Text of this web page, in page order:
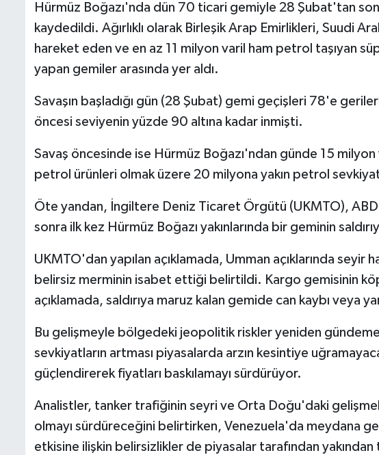
Hürmüz Boğazı'nda dün 70 ticari gemiyle 28 Şubat'tan
kaydedildi. Ağırlıklı olarak Birleşik Arap Emirlikleri, Suudi
hareket eden ve en az 11 milyon varil ham petrol taşıyan
yapan gemiler arasında yer aldı.
Savaşın başladığı gün (28 Şubat) gemi geçişleri 78'e
öncesi seviyenin yüzde 90 altına kadar inmişti.
Savaş öncesinde ise Hürmüz Boğazı'ndan günde 15
petrol ürünleri olmak üzere 20 milyona yakın petrol
Öte yandan, İngiltere Deniz Ticaret Örgütü (UKMTO), ABD
sonra ilk kez Hürmüz Boğazı yakınlarında bir geminin
UKMTO'dan yapılan açıklamada, Umman açıklarında seyir
belirsiz merminin isabet ettiği belirtildi. Kargo gemisinin
açıklamada, saldırıya maruz kalan gemide can kaybı veya
Bu gelişmeyle bölgedeki jeopolitik riskler yeniden
sevkiyatların artması piyasalarda arzın kesintiye
güçlendirerek fiyatları baskılamayı sürdürüyor.
Analistler, tanker trafiğinin seyri ve Orta Doğu'daki
olmayı sürdüreceğini belirtirken, Venezuela'da meydana
etkisine ilişkin belirsizlikler de piyasalar tarafından